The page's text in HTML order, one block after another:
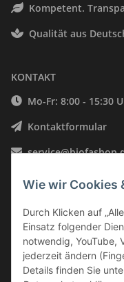
Wie wir Cookies
Durch Klicken auf
Einsatz folgender
notwendig, YouTube,
jederzeit ändern
Details finden Sie
Kompetent.
Qualität aus
KONTAKT
Mo-Fr: 8:00 - 15:30
Kontaktformular
06578 9999002
INFORMATIONEN
GESETZLICHE